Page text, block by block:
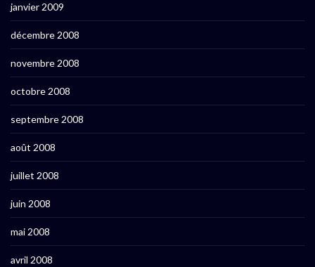
janvier 2009
décembre 2008
novembre 2008
octobre 2008
septembre 2008
août 2008
juillet 2008
juin 2008
mai 2008
avril 2008